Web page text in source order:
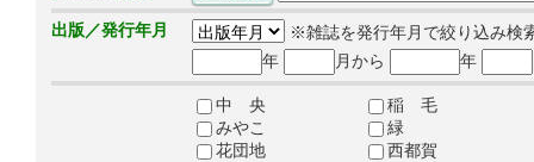
出版／発行年月
※雑誌を発行年月で絞り込み検
年
月から 年
中 央
稲 毛
みやこ
緑
花団地
西都賀